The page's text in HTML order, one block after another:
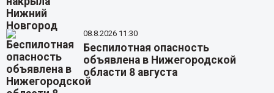
08.8.2026 11:30
Беспилотная опасность
объявлена в Нижегородской
области 8 августа